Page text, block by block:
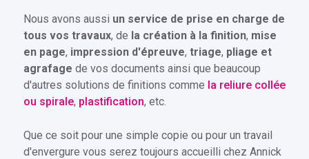
Nous avons aussi un service de prise en charge de
tous vos travaux, de la création à la finition, mise
en page, impression d'épreuve, triage, pliage et
agrafage de vos documents ainsi que beaucoup
d'autres solutions de finitions comme la reliure collée
ou spirale, plastification, etc.
Que ce soit pour une simple copie ou pour un travail
d'envergure vous serez toujours accueilli chez Annick